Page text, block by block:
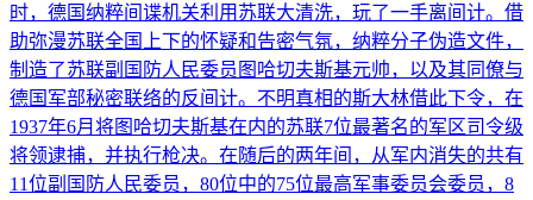
时，德国纳粹间谍机关利用苏联大清洗，玩了一手离间计。借
助弥漫苏联全国上下的怀疑和告密气氛，纳粹分子伪造文件，
制造了苏联副国防人民委员图哈切夫斯基元帅，以及其同僚与
德国军部秘密联络的反间计。不明真相的斯大林借此下令，在
1937年6月将图哈切夫斯基在内的苏联7位最著名的军区司令级
将领逮捕，并执行枪决。在随后的两年间，从军内消失的共有
11位副国防人民委员，80位中的75位最高军事委员会委员，8